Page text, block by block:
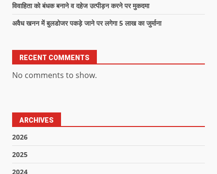
विवाहिता को बंधक बनाने व दहेज उत्पीड़न करने पर मुकदमा
अवैध खनन में बुलडोजर पकड़े जाने पर लगेगा 5 लाख का जुर्माना
RECENT COMMENTS
No comments to show.
ARCHIVES
2026
2025
2024